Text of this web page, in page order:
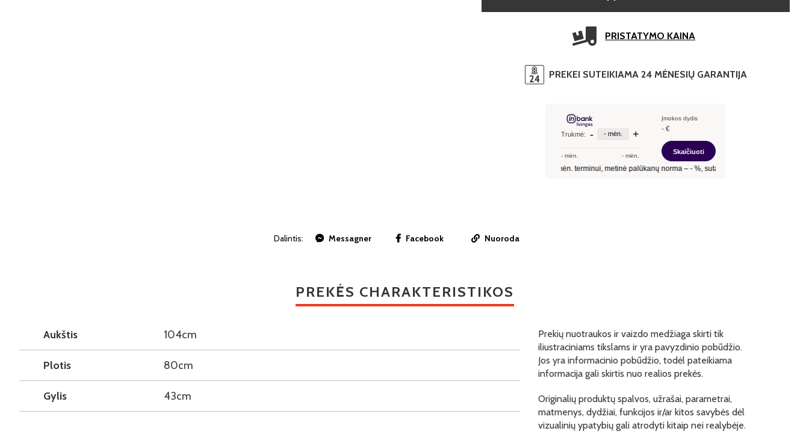
PRISTATYMO KAINA
PREKEI SUTEIKIAMA 24 MĖNESIŲ GARANTIJA
Dalintis: Messagner Facebook Nuoroda
PREKĖS CHARAKTERISTIKOS
Aukštis 104cm
Plotis 80cm
Gylis 43cm
Prekių nuotraukos ir vaizdo medžiaga skirti tik
iliustraciniams tikslams ir yra pavyzdinio pobūdžio.
Jos yra informacinio pobūdžio, todėl pateikiama
informacija gali skirtis nuo realios prekės.
Originalių produktų spalvos, užrašai, parametrai,
matmenys, dydžiai, funkcijos ir/ar kitos savybės dėl
vizualinių ypatybių gali atrodyti kitaip nei realybėje.